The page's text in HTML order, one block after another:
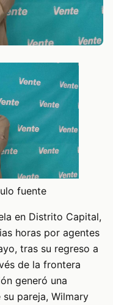
fuente
en Distrito Capital,
horas por agentes
tras su regreso a
de la frontera
generó una
pareja, Wilmary